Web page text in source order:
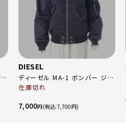
DIESEL
ディーゼル MA-1 ボンバー ジャ
ケット ネイビー M
在庫切れ
7,000円 7,700